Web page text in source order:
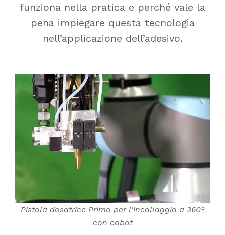
funziona nella pratica e perché vale la
pena impiegare questa tecnologia
nell’applicazione dell’adesivo.
Pistola dosatrice Primo per l'incollaggio a 360°
con cobot